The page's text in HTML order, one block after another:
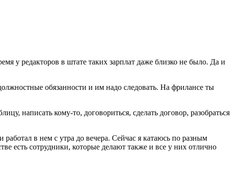
у редакторов в штате таких зарплат даже близко не было. Да и
обязанности и им надо следовать. На фрилансе ты
написать кому-то, договориться, сделать договор, разобраться
в нем с утра до вечера. Сейчас я катаюсь по разным
есть сотрудники, которые делают также и все у них отлично